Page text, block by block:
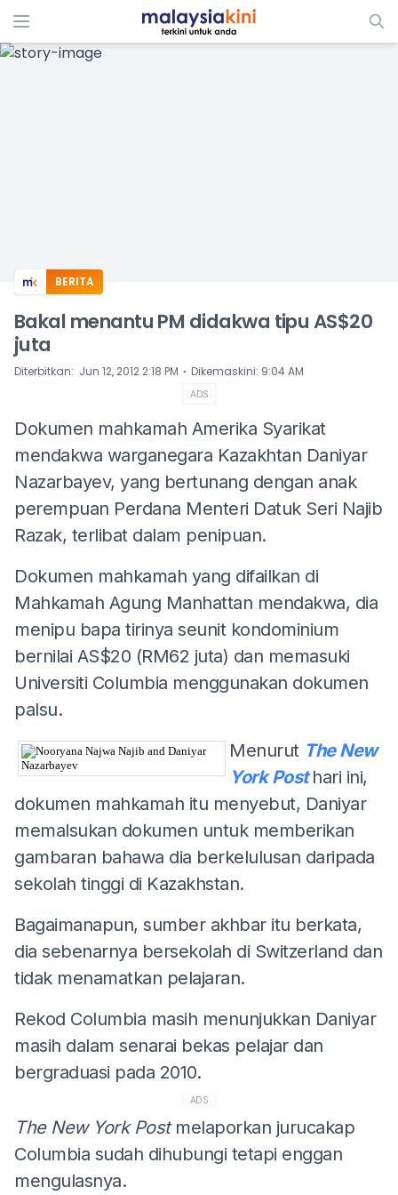
ADS
BERITA
Bakal menantu PM didakwa tipu AS$20
juta
Diterbitkan: Jun 12, 2012 2:18 PM ⋅ Dikemaskini: 9:04 AM
ADS
Dokumen mahkamah Amerika Syarikat
mendakwa warganegara Kazakhtan Daniyar
Nazarbayev, yang bertunang dengan anak
perempuan Perdana Menteri Datuk Seri Najib
Razak, terlibat dalam penipuan.
Dokumen mahkamah yang difailkan di
Mahkamah Agung Manhattan mendakwa, dia
menipu bapa tirinya seunit kondominium
bernilai AS$20 (RM62 juta) dan memasuki
Universiti Columbia menggunakan dokumen
palsu.
Menurut The New
York Posthari ini,
dokumen mahkamah itu menyebut, Daniyar
memalsukan dokumen untuk memberikan
gambaran bahawa dia berkelulusan daripada
sekolah tinggi di Kazakhstan.
Bagaimanapun, sumber akhbar itu berkata,
dia sebenarnya bersekolah di Switzerland dan
tidak menamatkan pelajaran.
Rekod Columbia masih menunjukkan Daniyar
masih dalam senarai bekas pelajar dan
bergraduasi pada 2010.
ADS
The New York Post melaporkan jurucakap
Columbia sudah dihubungi tetapi enggan
mengulasnya.